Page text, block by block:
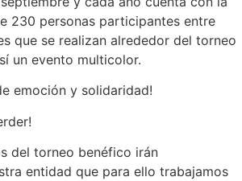
230 personas participantes entre
que se realizan alrededor del torneo
un evento multicolor.
emoción y solidaridad!
del torneo benéfico irán
entidad que para ello trabajamos